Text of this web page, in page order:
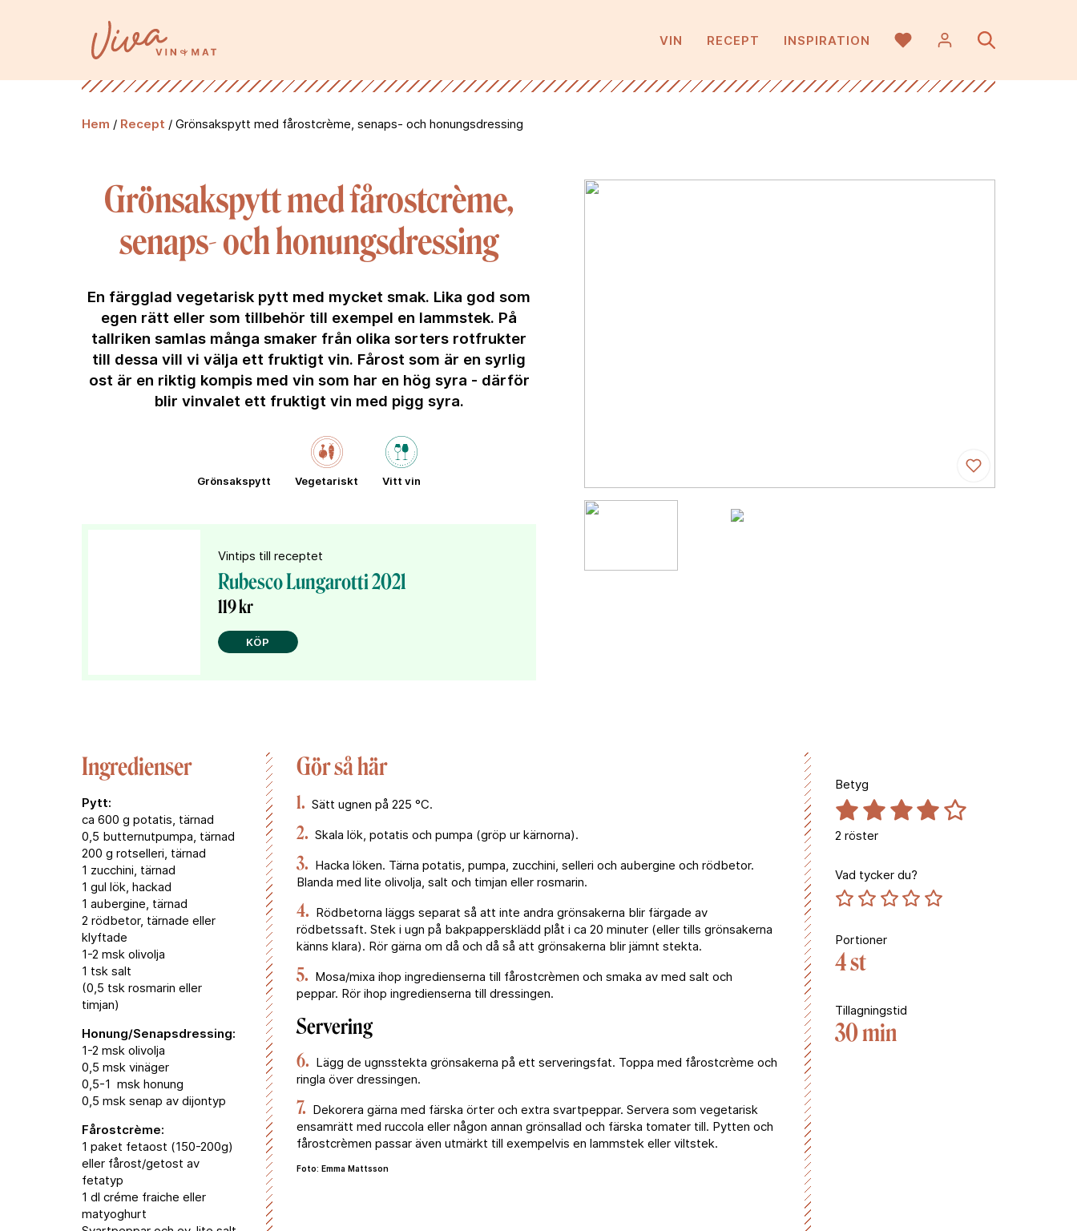
VIN RECEPT INSPIRATION
Hem / Recept / Grönsakspytt med fårostcrème, senaps- och honungsdressing
Grönsakspytt med fårostcrème,
senaps- och honungsdressing
En färgglad vegetarisk pytt med mycket smak. Lika god som
egen rätt eller som tillbehör till exempel en lammstek. På
tallriken samlas många smaker från olika sorters rotfrukter
till dessa vill vi välja ett fruktigt vin. Fårost som är en syrlig
ost är en riktig kompis med vin som har en hög syra - därför
blir vinvalet ett fruktigt vin med pigg syra.
Grönsakspytt Vegetariskt Vitt vin
Vintips till receptet
Rubesco Lungarotti 2021
119 kr
KÖP
Ingredienser
Pytt:
ca 600 g potatis, tärnad
0,5 butternutpumpa, tärnad
200 g rotselleri, tärnad
1 zucchini, tärnad
1 gul lök, hackad
1 aubergine, tärnad
2 rödbetor, tärnade eller
klyftade
1-2 msk olivolja
1 tsk salt
(0,5 tsk rosmarin eller
timjan)
Honung/Senapsdressing:
1-2 msk olivolja
0,5 msk vinäger
0,5-1 msk honung
0,5 msk senap av dijontyp
Fårostcrème:
1 paket fetaost (150-200g)
eller fårost/getost av
fetatyp
1 dl créme fraiche eller
matyoghurt
Gör så här
1. Sätt ugnen på 225 °C.
2. Skala lök, potatis och pumpa (gröp ur kärnorna).
3. Hacka löken. Tärna potatis, pumpa, zucchini, selleri och aubergine och rödbetor.
Blanda med lite olivolja, salt och timjan eller rosmarin.
4. Rödbetorna läggs separat så att inte andra grönsakerna blir färgade av
rödbetssaft. Stek i ugn på bakpappersklädd plåt i ca 20 minuter (eller tills grönsakerna
känns klara). Rör gärna om då och då så att grönsakerna blir jämnt stekta.
5. Mosa/mixa ihop ingredienserna till fårostcrèmen och smaka av med salt och
peppar. Rör ihop ingredienserna till dressingen.
Servering
6. Lägg de ugnsstekta grönsakerna på ett serveringsfat. Toppa med fårostcrème och
ringla över dressingen.
7. Dekorera gärna med färska örter och extra svartpeppar. Servera som vegetarisk
ensamrätt med ruccola eller någon annan grönsallad och färska tomater till. Pytten och
fårostcrèmen passar även utmärkt till exempelvis en lammstek eller viltstek.
Foto: Emma Mattsson
Betyg
2 röster
Vad tycker du?
Portioner
4 st
Tillagningstid
30 min